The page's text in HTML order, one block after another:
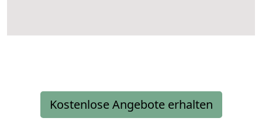
Kostenlose Angebote erhalten